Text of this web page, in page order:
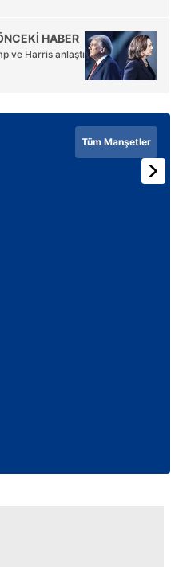
HABER
ve Harris anlaştı
Tüm Manşetler